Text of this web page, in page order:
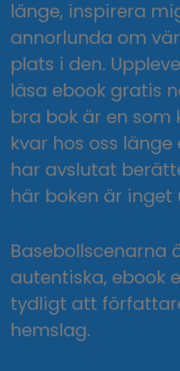
länge, inspirera
annorlunda om
plats i den.
läsa ebook gratis
bra bok är en som
kvar hos oss
har avslutat
här boken är inget
Basebollscenarna
autentiska, ebook
tydligt att
hemslag.